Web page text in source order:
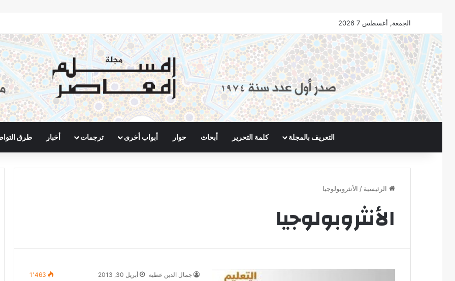
الجمعة, أغسطس 7 2026
التعريف بالمجلة كلمة التحرير أبحاث حوار أبواب أخرى ترجمات أخبار طرق
الرئيسية / الأنثروبولوجيا
الأنثروبولوجيا
جمال الدين عطية أبريل 30, 2013 1٬463